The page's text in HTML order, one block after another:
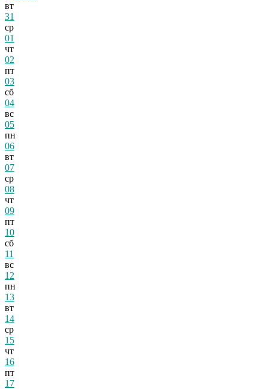
вт
31
ср
01
чт
02
пт
03
сб
04
вс
05
пн
06
вт
07
ср
08
чт
09
пт
10
сб
11
вс
12
пн
13
вт
14
ср
15
чт
16
пт
17